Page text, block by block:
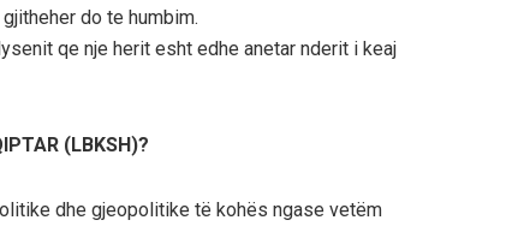
do te humbim.
qe nje herit esht edhe anetar nderit i keaj
(LBKSH)?
dhe gjeopolitike të kohës ngase vetëm